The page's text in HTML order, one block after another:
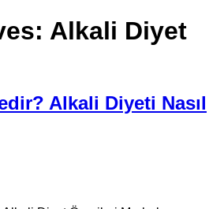
Alkali Diyet
Alkali Diyeti Nasıl